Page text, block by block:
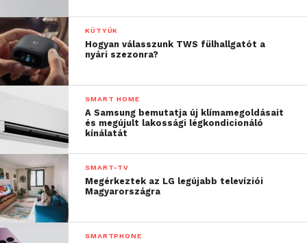
KÜTYÜK
Hogyan válasszunk TWS fülhallgatót a
nyári szezonra?
SMART HOME
A Samsung bemutatja új klímamegoldásait
és megújult lakossági légkondicionáló
kínálatát
SMART-TV
Megérkeztek az LG legújabb televíziói
Magyarországra
SMARTPHONE